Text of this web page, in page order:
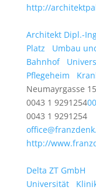
http://
Architekt Dipl.-
Platz
Umbau
Bahnhof
Pflegeheim
Neumayrgasse
0043 1 9291254
0043 1 9291254
http://
Delta ZT GmbH
Universität